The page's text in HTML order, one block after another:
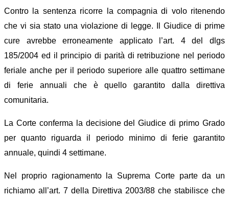
Contro la sentenza ricorre la compagnia di volo ritenendo
che vi sia stato una violazione di legge. Il Giudice di prime
cure avrebbe erroneamente applicato l’art. 4 del dlgs
185/2004 ed il principio di parità di retribuzione nel periodo
feriale anche per il periodo superiore alle quattro settimane
di ferie annuali
che è quello garantito dalla direttiva
comunitaria.
La Corte conferma la decisione del Giudice di primo Grado
per quanto riguarda il periodo minimo di ferie garantito
annuale, quindi 4 settimane.
Nel proprio ragionamento la Suprema Corte parte da un
richiamo all’art. 7 della Direttiva 2003/88 che stabilisce che